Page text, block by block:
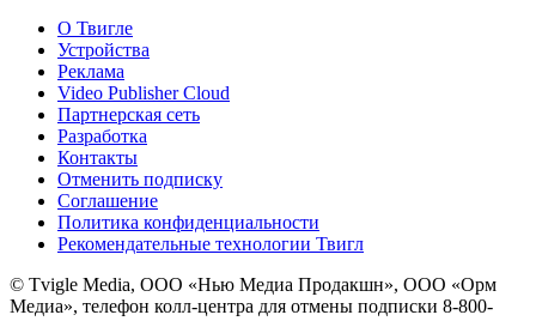
О Твигле
Устройства
Реклама
Video Publisher Cloud
Партнерская сеть
Разработка
Контакты
Отменить подписку
Соглашение
Политика конфиденциальности
Рекомендательные технологии Твигл
© Tvigle Media, ООО «Нью Медиа Продакшн», ООО «Орм
Медиа», телефон колл-центра для отмены подписки 8-800-